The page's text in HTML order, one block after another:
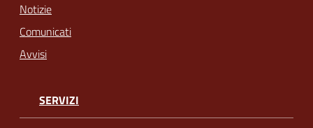
Notizie
Comunicati
Avvisi
SERVIZI